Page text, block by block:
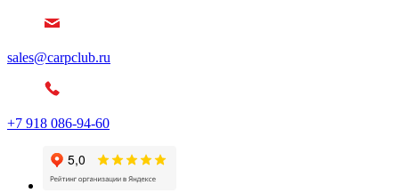
sales@carpclub.ru
+7 918 086-94-60